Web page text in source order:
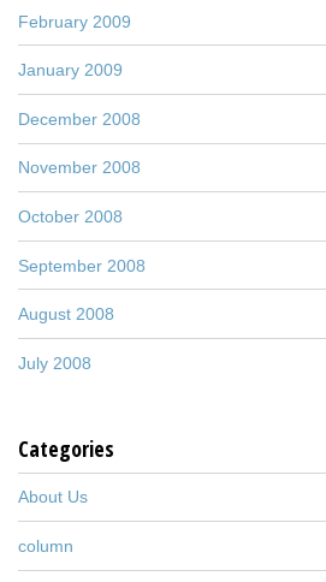
February 2009
January 2009
December 2008
November 2008
October 2008
September 2008
August 2008
July 2008
Categories
About Us
column